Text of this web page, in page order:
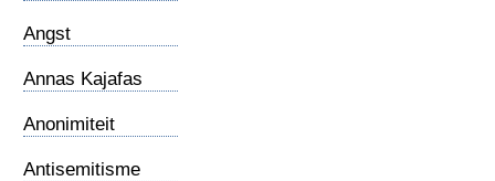
Angst
Annas Kajafas
Anonimiteit
Antisemitisme